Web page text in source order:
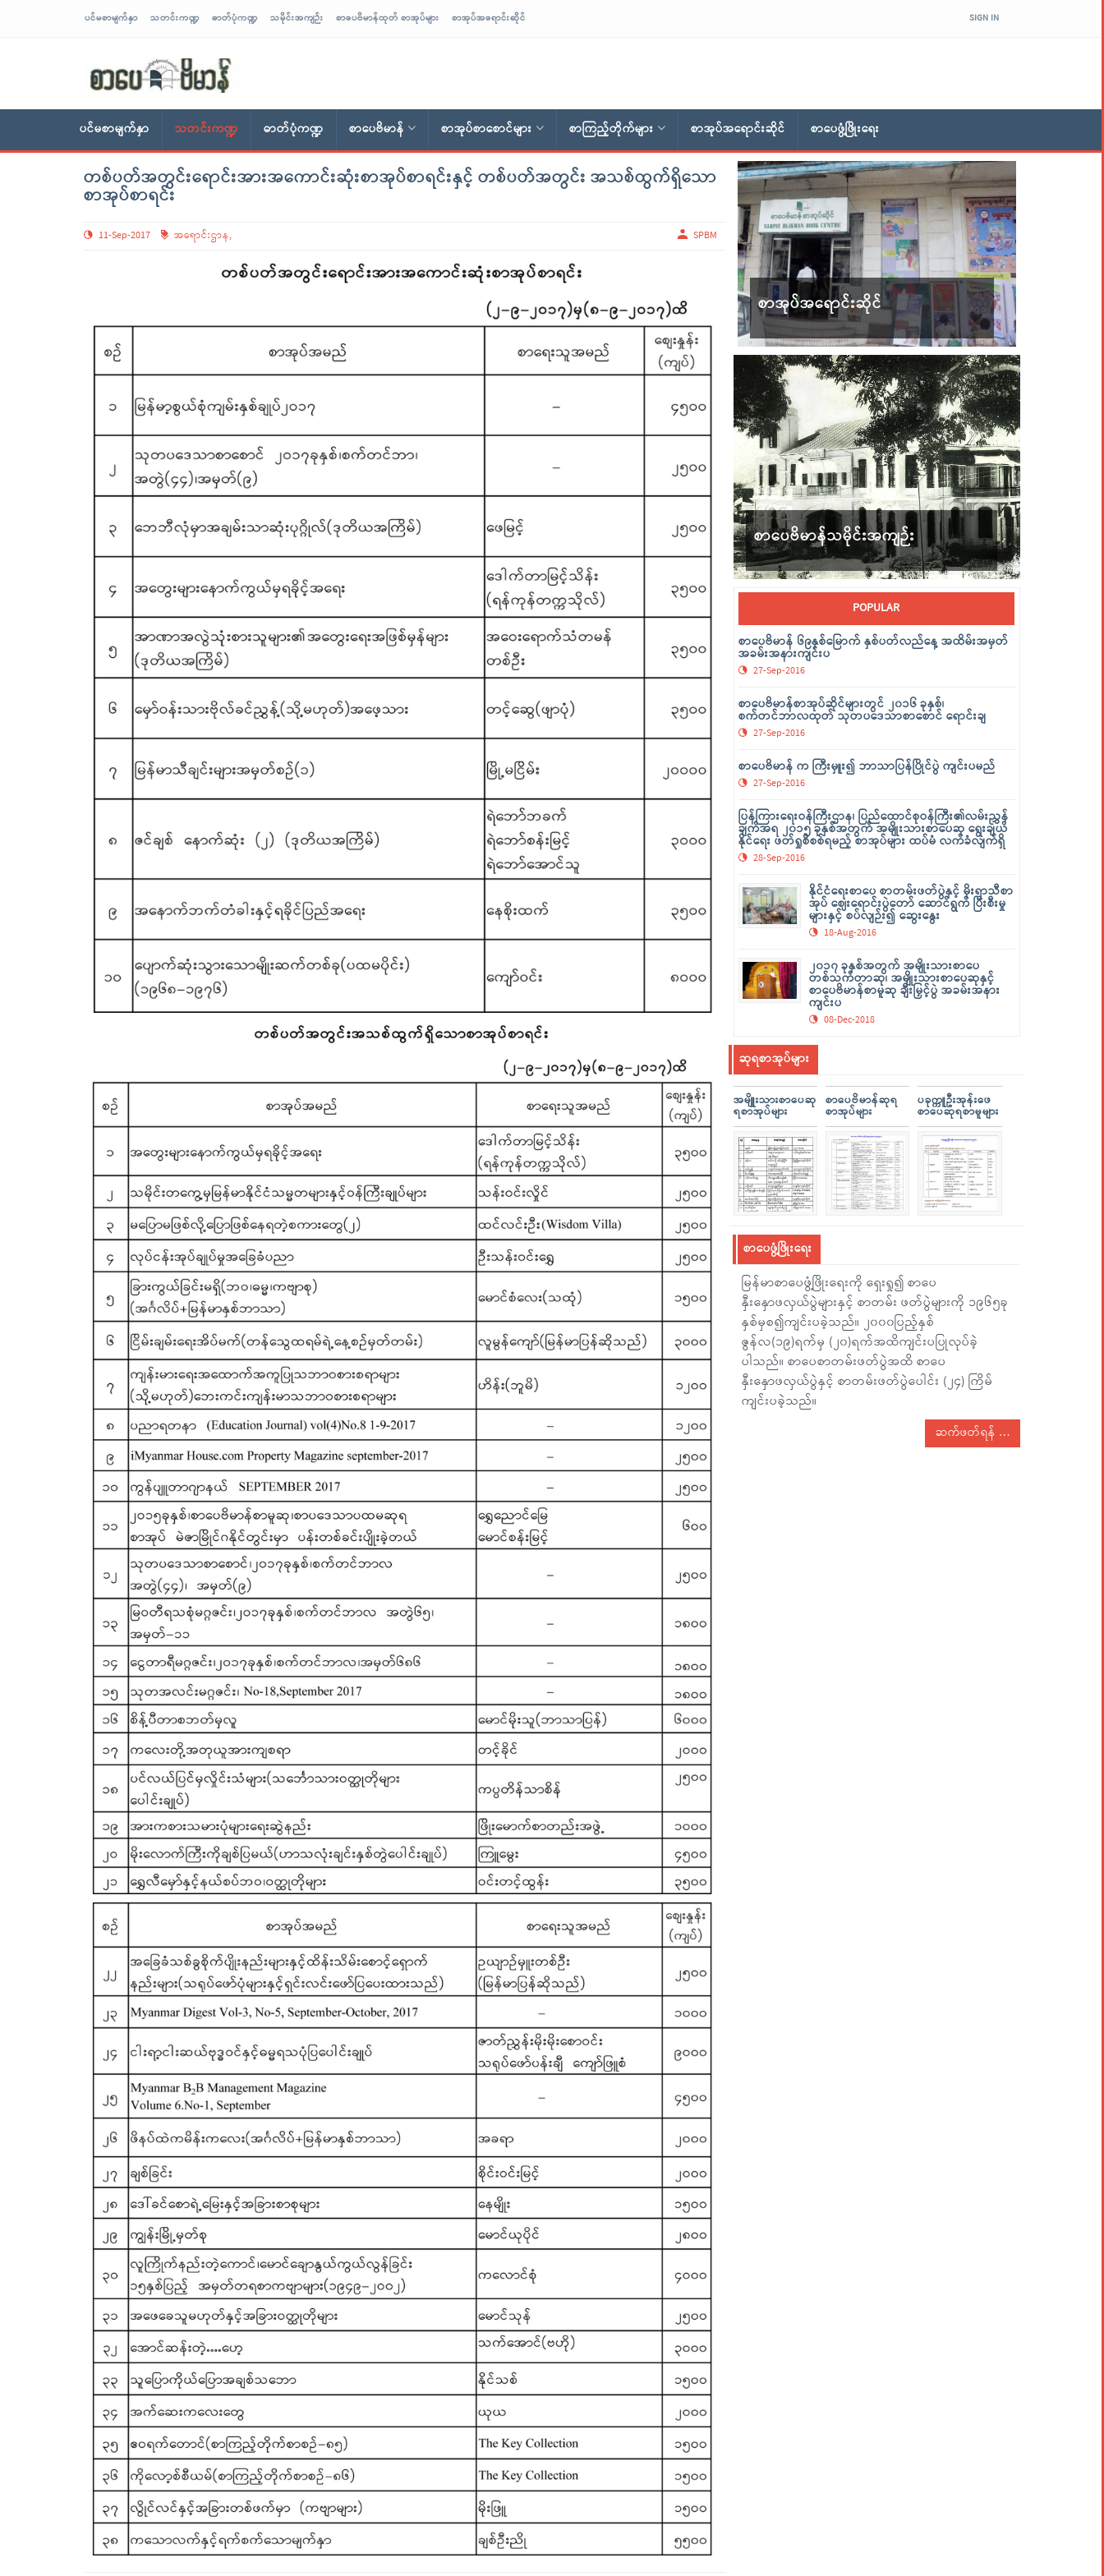
ပင်မစာမျက်နှာ သတင်းကဏ္ဍ ဓာတ်ပုံကဏ္ဍ သမိုင်းအကျဉ်း စာပေဗိမာန်ထုတ် စာအုပ်များ စာအုပ်အရောင်းဆိုင် SIGN IN
ပင်မစာမျက်နှာ သတင်းကဏ္ဍ ဓာတ်ပုံကဏ္ဍ စာပေဗိမာန် စာအုပ်စာစောင်များ စာကြည့်တိုက်များ စာအုပ်အရောင်းဆိုင် စာပေဖွံ့ဖြိုးရေး
တစ်ပတ်အတွင်းရောင်းအားအကောင်းဆုံးစာအုပ်စာရင်းနှင့် တစ်ပတ်အတွင်း အသစ်ထွက်ရှိသော
စာအုပ်စာရင်း
11-Sep-2017 အရောင်းဌာန, SPBM
စာအုပ်အရောင်းဆိုင်
စာပေဗိမာန်သမိုင်းအကျဉ်း
POPULAR
စာပေဗိမာန် ၆၉နှစ်မြောက် နှစ်ပတ်လည်နေ့ အထိမ်းအမှတ်
အခမ်းအနားကျင်းပ
27-Sep-2016
စာပေဗိမာန်စာအုပ်ဆိုင်များတွင် ၂၀၁၆ ခုနှစ်၊
စက်တင်ဘာလထုတ် သုတပဒေသာစာစောင် ရောင်းချ
27-Sep-2016
စာပေဗိမာန် က ကြီးမှူး၍ ဘာသာပြန်ပြိုင်ပွဲ ကျင်းပမည်
27-Sep-2016
ပြန်ကြားရေးဝန်ကြီးဌာန၊ ပြည်ထောင်စုဝန်ကြီး၏လမ်းညွှန်
ချက်အရ ၂၀၁၅ ခုနှစ်အတွက် အမျိုးသားစာပေဆု ရွေးချယ်
နိုင်ရေး ဖတ်ရှုစိစစ်ရမည့် စာအုပ်များ ထပ်မံ လက်ခံလျက်ရှိ
28-Sep-2016
နိုင်ငံရေးစာပေ စာတမ်းဖတ်ပွဲနှင့် မိုးရာသီစာ
အုပ် ဈေးရောင်းပွဲတော် ဆောင်ရွက် ပြီးစီးမှု
များနှင့် စပ်လျဉ်း၍ ဆွေးနွေး
18-Aug-2016
၂၀၁၇ ခုနှစ်အတွက် အမျိုးသားစာပေ
တစ်သက်တာဆု၊ အမျိုးသားစာပေဆုနှင့်
စာပေဗိမာန်စာမူဆု ချီးမြှင့်ပွဲ အခမ်းအနား
ကျင်းပ
08-Dec-2018
ဆုရစာအုပ်များ
အမျိူးသားစာပေဆု
ရစာအုပ်များ
စာပေဗိမာန်ဆုရ
စာအုပ်များ
ပခုက္ကူဦးအုန်းဖေ
စာပေဆုရစာမူများ
စာပေဖွံ့ဖြိုးရေး
မြန်မာစာပေဖွံ့ဖြိုးရေးကို ရှေးရှု၍ စာပေ
နှီးနှောဖလှယ်ပွဲများနှင့် စာတမ်း ဖတ်ပွဲများကို ၁၉၆၅ခု
နှစ်မှစ၍ကျင်းပခဲ့သည်။ ၂၀၀၀ပြည့်နှစ်
ဇွန်လ(၁၉)ရက်မှ (၂၀)ရက်အထိကျင်းပပြုလုပ်ခဲ့
ပါသည်။ စာပေစာတမ်းဖတ်ပွဲအထိ စာပေ
နှီးနှောဖလှယ်ပွဲနှင့် စာတမ်းဖတ်ပွဲပေါင်း (၂၄) ကြိမ်
ကျင်းပခဲ့သည်။
ဆက်ဖတ်ရန်